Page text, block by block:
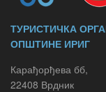
ТУРИСТИЧКА
ОПШТИНЕ ИРИГ
Карађорђева бб,
22408 Врдник